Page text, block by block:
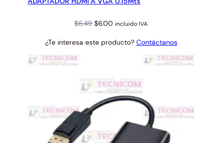
$6.49 Original
was:
$6.00 Current
is:
incluido IVA
¿Te interesa este producto? Contáctanos